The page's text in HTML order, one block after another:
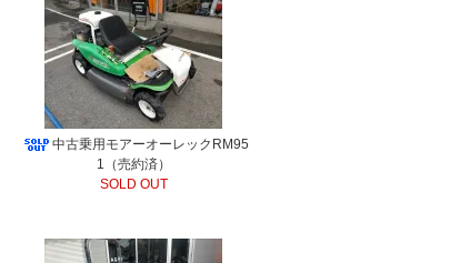
中古乗用モアーオーレックRM95
1（売約済）
SOLD OUT